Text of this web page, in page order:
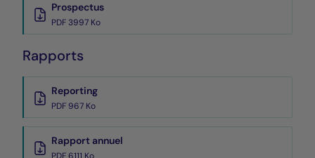
Prospectus
PDF 3997 Ko
Rapports
Reporting
PDF 967 Ko
Rapport annuel